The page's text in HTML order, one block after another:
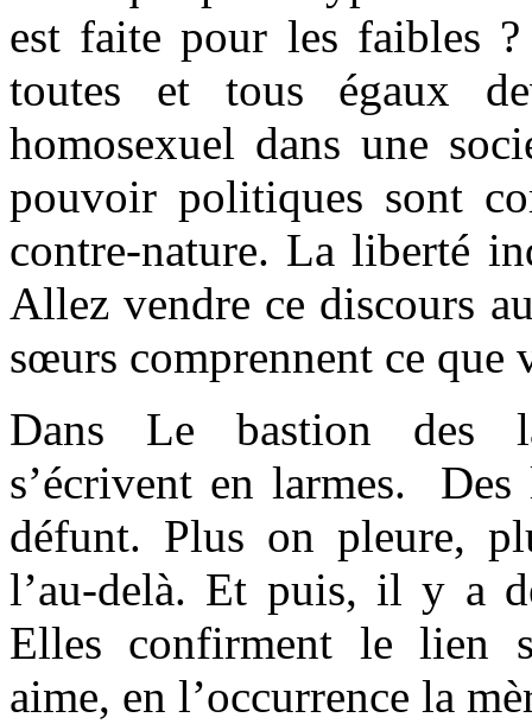
est faite pour les faibles
toutes et tous égaux
homosexuel dans une
pouvoir politiques sont
contre-nature. La liberté
Allez vendre ce discours
sœurs comprennent ce que
Dans Le bastion des
s’écrivent en larmes.
défunt. Plus on pleure,
l’au-delà. Et puis, il y a
Elles confirment le lien
aime, en l’occurrence la